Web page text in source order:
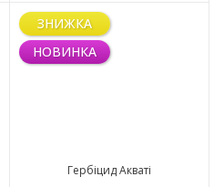
ЗНИЖКА
НОВИНКА
Гербіцид Акваті